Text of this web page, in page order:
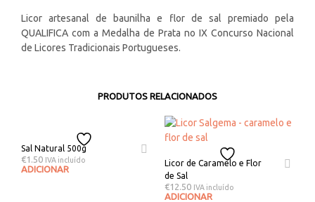
Licor artesanal de baunilha e flor de sal premiado pela
QUALIFICA com a Medalha de Prata no IX Concurso Nacional
de Licores Tradicionais Portugueses.
PRODUTOS RELACIONADOS
Sal Natural 500g
€1.50 IVA incluído
ADICIONAR
Licor de Caramelo e Flor
de Sal
€12.50 IVA incluído
ADICIONAR